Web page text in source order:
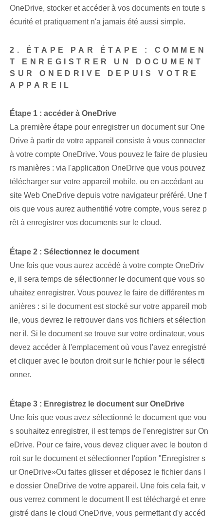
OneDrive, ⁤stocker et accéder à vos documents ⁢en toute s
écurité⁤ et ⁤pratiquement n'a jamais été aussi simple.
2. ÉTAPE PAR ÉTAPE : COMMEN
T ENREGISTRER UN DOCUMENT
SUR ONEDRIVE DEPUIS VOTRE
APPAREIL
Étape 1 : accéder à OneDrive
La première étape pour enregistrer un document sur One
Drive à partir de votre appareil consiste à vous connecter
à votre compte OneDrive. Vous pouvez le faire de plusieu
rs manières : via l'application OneDrive que vous pouvez
télécharger sur votre appareil mobile, ou en accédant au
site Web OneDrive depuis votre navigateur préféré. Une f
ois que vous aurez authentifié votre compte, vous serez p
rêt à enregistrer vos documents sur le cloud.
Étape⁢ 2 : Sélectionnez le document
Une fois que vous aurez accédé à votre compte OneDriv
e, il sera temps de sélectionner le document que vous so
uhaitez enregistrer. Vous pouvez le faire de différentes m
anières : si le document est stocké sur votre appareil mob
ile, vous devrez le retrouver dans vos fichiers et sélection
ner il. Si le document se trouve sur votre ordinateur, vous
devez accéder à l'emplacement où vous l'avez enregistré
et cliquer avec le bouton droit sur le fichier pour le sélecti
onner.
Étape 3 : Enregistrez le document sur OneDrive
Une fois que vous avez sélectionné le document que vou
s souhaitez enregistrer, il est temps de l'enregistrer sur On
eDrive. Pour ce faire, vous devez cliquer avec le bouton d
roit sur le document et sélectionner l'option "Enregistrer s
ur OneDrive»Ou faites glisser et déposez le fichier dans l
e dossier OneDrive de votre appareil. Une fois cela fait, v
ous verrez comment le document Il est téléchargé et enre
gistré dans le cloud OneDrive, vous permettant d'y accéd